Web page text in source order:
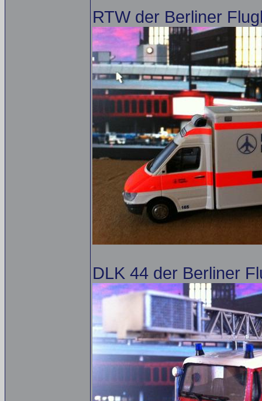
RTW der Berliner
DLK 44 der Berliner